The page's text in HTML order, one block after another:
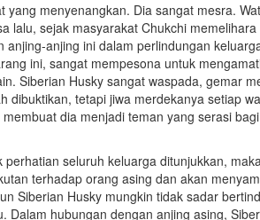
yang menyenangkan. Dia sangat mesra.
lalu, sejak masyarakat Chukchi
anjing-anjing ini dalam perlindungan
ini, sangat mempesona untuk
Siberian Husky sangat waspada, gemar
dibuktikan, tetapi jiwa merdekanya setiap
dia menjadi teman yang serasi
perhatian seluruh keluarga ditunjukkan,
terhadap orang asing dan akan
Siberian Husky mungkin tidak sadar
Dalam hubungan dengan anjing asing,